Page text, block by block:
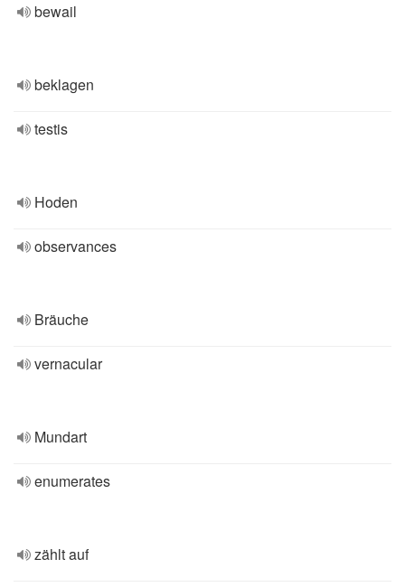
bewail
beklagen
testis
Hoden
observances
Bräuche
vernacular
Mundart
enumerates
zählt auf